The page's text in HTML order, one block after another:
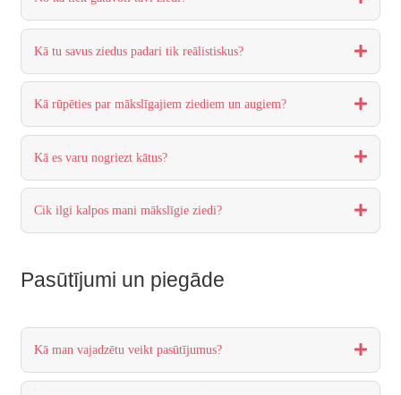
Kā tu savus ziedus padari tik reālistiskus?
Kā rūpēties par mākslīgajiem ziediem un augiem?
Kā es varu nogriezt kātus?
Cik ilgi kalpos mani mākslīgie ziedi?
Pasūtījumi un piegāde
Kā man vajadzētu veikt pasūtījumus?